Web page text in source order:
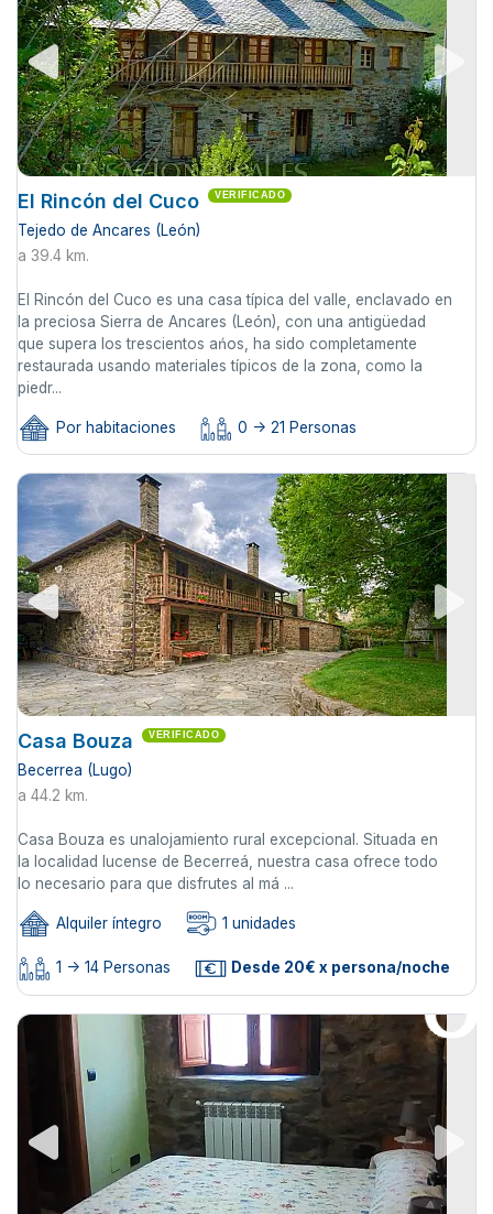
El Rincón del Cuco VERIFICADO
Tejedo de Ancares (León)
a 39.4 km.
El Rincón del Cuco es una casa típica del valle, enclavado en
la preciosa Sierra de Ancares (León), con una antigüedad
que supera los trescientos ańos, ha sido completamente
restaurada usando materiales típicos de la zona, como la
piedr...
Por habitaciones 0 -> 21 Personas
Casa Bouza VERIFICADO
Becerrea (Lugo)
a 44.2 km.
Casa Bouza es unalojamiento rural excepcional. Situada en
la localidad lucense de Becerreá, nuestra casa ofrece todo
lo necesario para que disfrutes al má ...
Alquiler íntegro 1 unidades
1 -> 14 Personas Desde 20€ x persona/noche